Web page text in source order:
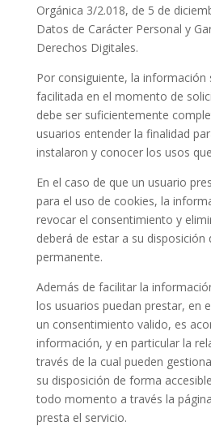
Orgánica 3/2.018, de 5 de
Datos de Carácter Personal y
Derechos Digitales.
Por consiguiente, la información
facilitada en el momento de
debe ser suficientemente
usuarios entender la finalidad
instalaron y conocer los usos
En el caso de que un usuario
para el uso de cookies, la
revocar el consentimiento y
deberá de estar a su
permanente.
Además de facilitar la
los usuarios puedan prestar, en
un consentimiento valido, es
información, y en particular la
través de la cual pueden
su disposición de forma
todo momento a través la
presta el servicio.